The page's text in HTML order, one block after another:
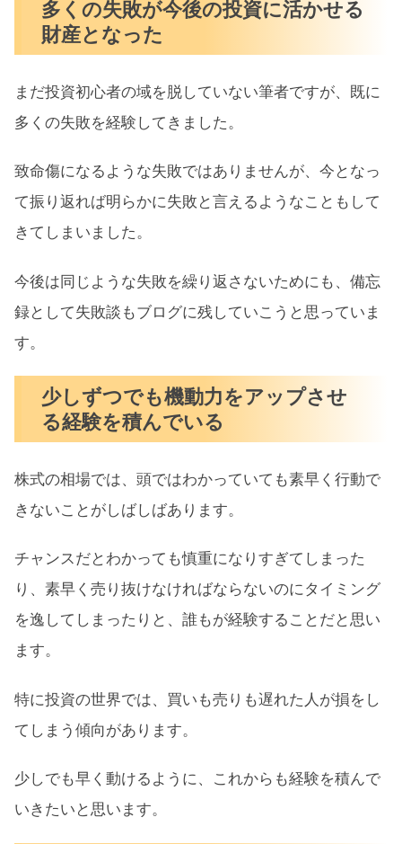
多くの失敗が今後の投資に活かせる
財産となった
まだ投資初心者の域を脱していない筆者ですが、既に
多くの失敗を経験してきました。
致命傷になるような失敗ではありませんが、今となっ
て振り返れば明らかに失敗と言えるようなこともして
きてしまいました。
今後は同じような失敗を繰り返さないためにも、備忘
録として失敗談もブログに残していこうと思っていま
す。
少しずつでも機動力をアップさせ
る経験を積んでいる
株式の相場では、頭ではわかっていても素早く行動で
きないことがしばしばあります。
チャンスだとわかっても慎重になりすぎてしまった
り、素早く売り抜けなければならないのにタイミング
を逸してしまったりと、誰もが経験することだと思い
ます。
特に投資の世界では、買いも売りも遅れた人が損をし
てしまう傾向があります。
少しでも早く動けるように、これからも経験を積んで
いきたいと思います。